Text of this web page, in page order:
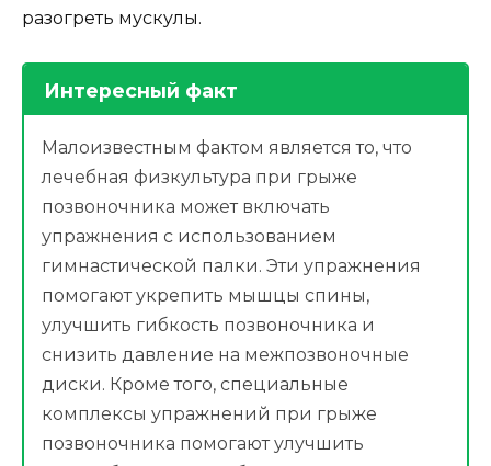
разогреть мускулы.
Интересный факт
Малоизвестным фактом является то, что
лечебная физкультура при грыже
позвоночника может включать
упражнения с использованием
гимнастической палки. Эти упражнения
помогают укрепить мышцы спины,
улучшить гибкость позвоночника и
снизить давление на межпозвоночные
диски. Кроме того, специальные
комплексы упражнений при грыже
позвоночника помогают улучшить